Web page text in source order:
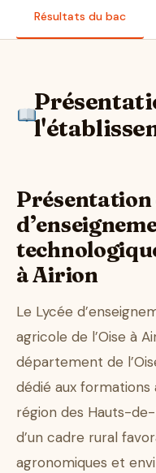
Résultats du bac
Présentation
à Airion
Le Lycée
agricole de l’Oise à
département de
dédié aux formations
région des Hauts-
d’un cadre rural
agronomiques et